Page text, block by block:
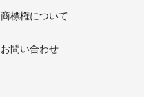
商標権について
お問い合わせ